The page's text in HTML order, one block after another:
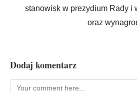
stanowisk w prezydium Rady i
oraz
Dodaj komentarz